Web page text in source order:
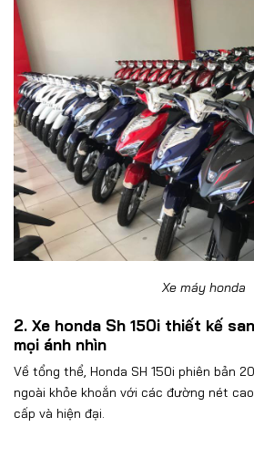
Xe máy honda
2. Xe honda Sh 150i thiết kế
mọi ánh nhìn
Về tổng thể, Honda SH 150i phiên bản
ngoài khỏe khoắn với các đường nét
cấp và hiện đại.